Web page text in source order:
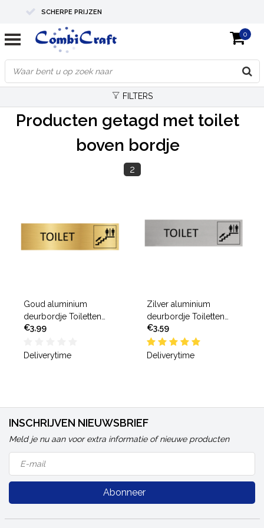
SCHERPE PRIJZEN
PROFESSIONELE KWALITEIT
EXPERTS IN MAATWERK
0
FILTERS
Producten getagd met toilet
boven bordje
2
Goud aluminium
deurbordje Toiletten
boven
€3,99
Deliverytime
Zilver aluminium
deurbordje Toiletten
boven
€3,59
Deliverytime
INSCHRIJVEN NIEUWSBRIEF
Meld je nu aan voor extra informatie of nieuwe producten
Abonneer